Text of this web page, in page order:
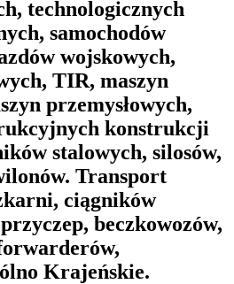
technologicznych
samochodów
wojskowych,
TIR, maszyn
przemysłowych,
konstrukcji
stalowych, silosów,
Transport
ciągników
beczkowozów,
Krajeńskie.